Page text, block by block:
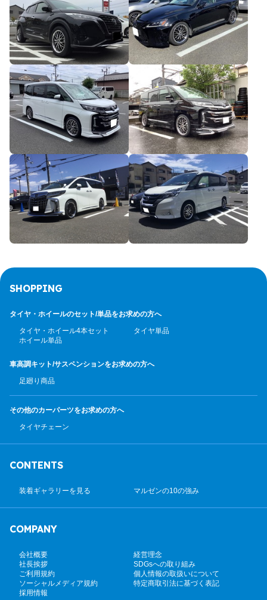
SHOPPING
タイヤ・ホイールのセット/単品をお求めの方へ
タイヤ・ホイール4本セット
タイヤ単品
ホイール単品
車高調キット/サスペンションをお求めの方へ
足廻り商品
その他のカーパーツをお求めの方へ
タイヤチェーン
CONTENTS
装着ギャラリーを見る マルゼンの10の強み
COMPANY
会社概要
経営理念
社長挨拶
SDGsへの取り組み
ご利用規約
個人情報の取扱いについて
ソーシャルメディア規約
特定商取引法に基づく表記
採用情報